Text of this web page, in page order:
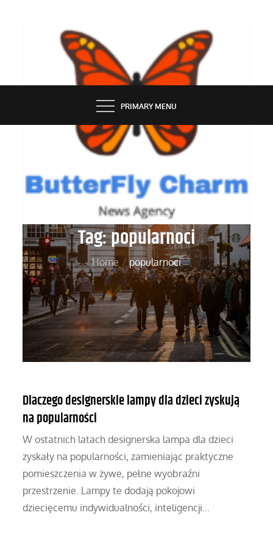
BUTTERFLY CHARM
PRIMARY MENU
Tag:popularnoci
Home popularnoci
Dlaczego designerskie lampy dla dzieci zyskują
na popularności
W ostatnich latach designerska lampa dla dzieci
zyskały na popularności, zamieniając praktyczne
pomieszczenia w żywe, pełne wyobraźni
przestrzenie. Lampy te dodają pokojowi
dziecięcemu indywidualności, inteligencji…